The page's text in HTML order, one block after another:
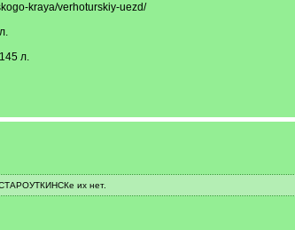
kraya/verhoturskiy-uezd/
л.
их нет.